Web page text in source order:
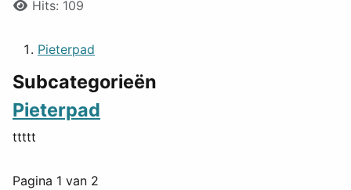
Hits: 109
Pieterpad
Subcategorieën
Pieterpad
ttttt
Pagina 1 van 2